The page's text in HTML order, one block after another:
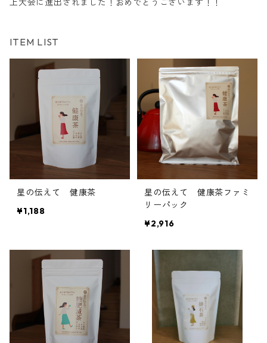
上大会に進出されました！おめでとうございます！！
ITEM LIST
星の伝えて 健康茶
¥1,188
星の伝えて 健康茶ファミ
リーパック
¥2,916